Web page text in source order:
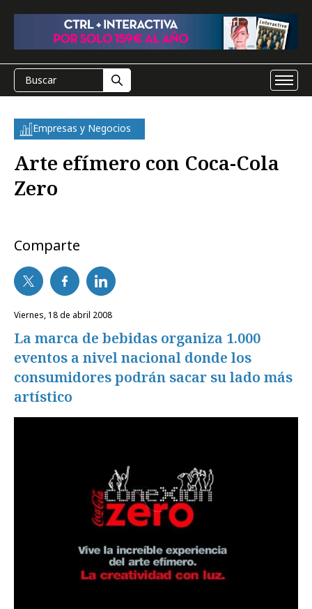
Empresas y Negocios
Arte efímero con Coca-Cola
Zero
Comparte
viernes, 18 de abril 2008
La marca de bebidas organiza 1.000
eventos a nivel nacional donde los
consumidores podrán sacar su lado más
artístico